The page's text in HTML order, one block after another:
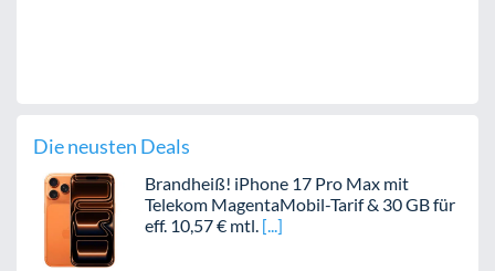
Die neusten Deals
Brandheiß! iPhone 17 Pro Max mit
Telekom MagentaMobil-Tarif & 30 GB für
eff. 10,57 € mtl.